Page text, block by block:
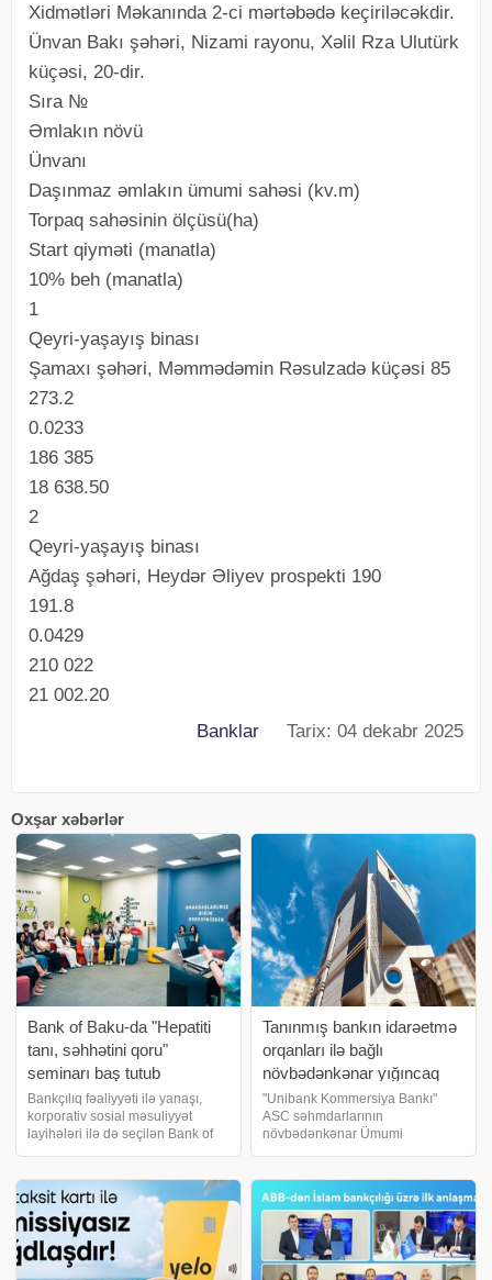
Xidmətləri Məkanında 2-ci mərtəbədə keçiriləcəkdir.
Ünvan Bakı şəhəri, Nizami rayonu, Xəlil Rza Ulutürk
küçəsi, 20-dir.
Sıra №
Əmlakın növü
Ünvanı
Daşınmaz əmlakın ümumi sahəsi (kv.m)
Torpaq sahəsinin ölçüsü(ha)
Start qiyməti (manatla)
10% beh (manatla)
1
Qeyri-yaşayış binası
Şamaxı şəhəri, Məmmədəmin Rəsulzadə küçəsi 85
273.2
0.0233
186 385
18 638.50
2
Qeyri-yaşayış binası
Ağdaş şəhəri, Heydər Əliyev prospekti 190
191.8
0.0429
210 022
21 002.20
Banklar Tarix: 04 dekabr 2025
Oxşar xəbərlər
Bank of Baku-da "Hepatiti
tanı, səhhətini qoru"
seminarı baş tutub
Bankçılıq fəaliyyəti ilə yanaşı,
korporativ sosial məsuliyyət
layihələri ilə də seçilən Bank of
ən dəyərli kapitalı sağlamlıqdır!"
şüarı ilə Bank o
Tanınmış bankın idarəetmə
orqanları ilə bağlı
növbədənkənar yığıncaq
keçirəcək
"Unibank Kommersiya Bankı"
ASC səhmdarlarının
növbədənkənar Ümumi
ki, yığıncaq 8 sentyabr 2026-cı il
tarixində saat 15:00-da təşkil
olunacaq. Yığınca